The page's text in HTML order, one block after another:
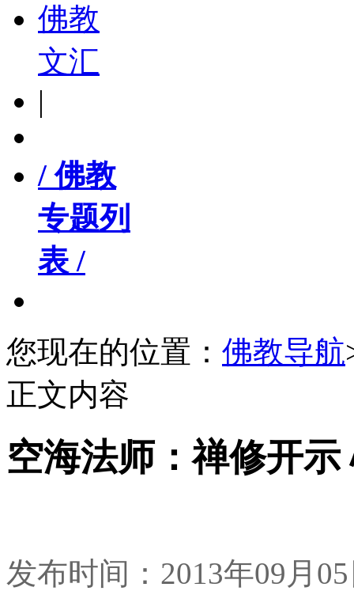
佛教
文汇
|
/ 佛教
专题列
表 /
您现在的位置： 佛教导航
正文内容
空海法师：禅修开
发布时间：2013年09月